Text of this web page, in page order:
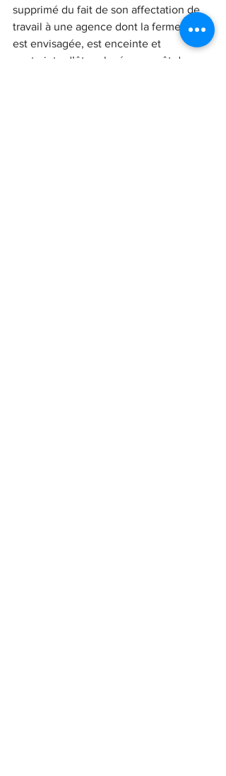
supprimé du fait de son affectation de
travail à une agence dont la fermeture
est envisagée, est enceinte et
contrainte d’être placée en arrêt de